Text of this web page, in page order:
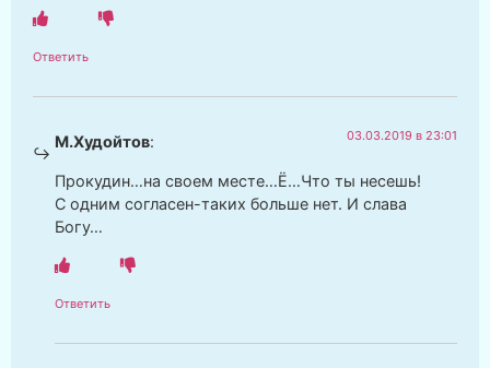
Ответить
М.Худойтов: 03.03.2019 в 23:01
Прокудин…на своем месте…Ё…Что ты несешь!
С одним согласен-таких больше нет. И слава
Богу…
Ответить